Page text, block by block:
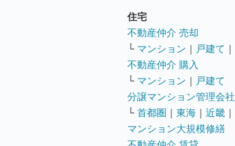
住宅
不動産仲介 売却
└ マンション ｜ 戸建て ｜
不動産仲介 購入
└ マンション ｜ 戸建て
分譲マンション管理会社
└ 首都圏 ｜ 東海 ｜ 近畿 ｜
マンション大規模修繕